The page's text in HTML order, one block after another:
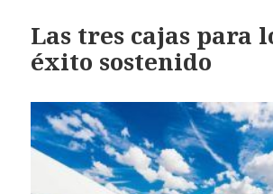
Las tres cajas para
éxito sostenido